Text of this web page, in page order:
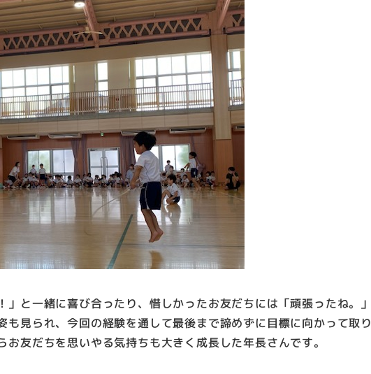
と一緒に喜び合ったり、惜しかったお友だちには「頑張ったね。」
も見られ、今回の経験を通して最後まで諦めずに目標に向かって取り
友だちを思いやる気持ちも大きく成長した年長さんです。